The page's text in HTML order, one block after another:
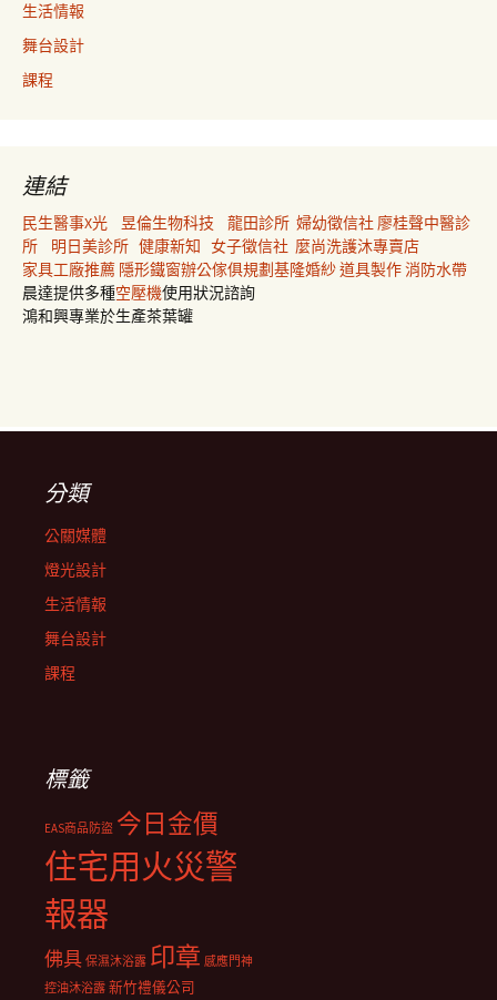
生活情報
舞台設計
課程
連結
民生醫事X光 昱倫生物科技 龍田診所 婦幼徵信社 廖桂聲中醫診
所
明日美診所 健康新知 女子徵信社 麼尚洗護沐專賣店
家具工廠推薦 隱形鐵窗辦公傢俱規劃基隆婚紗道具製作消防水帶
晨達提供多種空壓機使用狀況諮詢
鴻和興專業於生產茶葉罐
分類
公關媒體
燈光設計
生活情報
舞台設計
課程
標籤
EAS商品防盜 今日金價
住宅用火災警
報器
佛具 保濕沐浴露 印章 感應門神
控油沐浴露 新竹禮儀公司